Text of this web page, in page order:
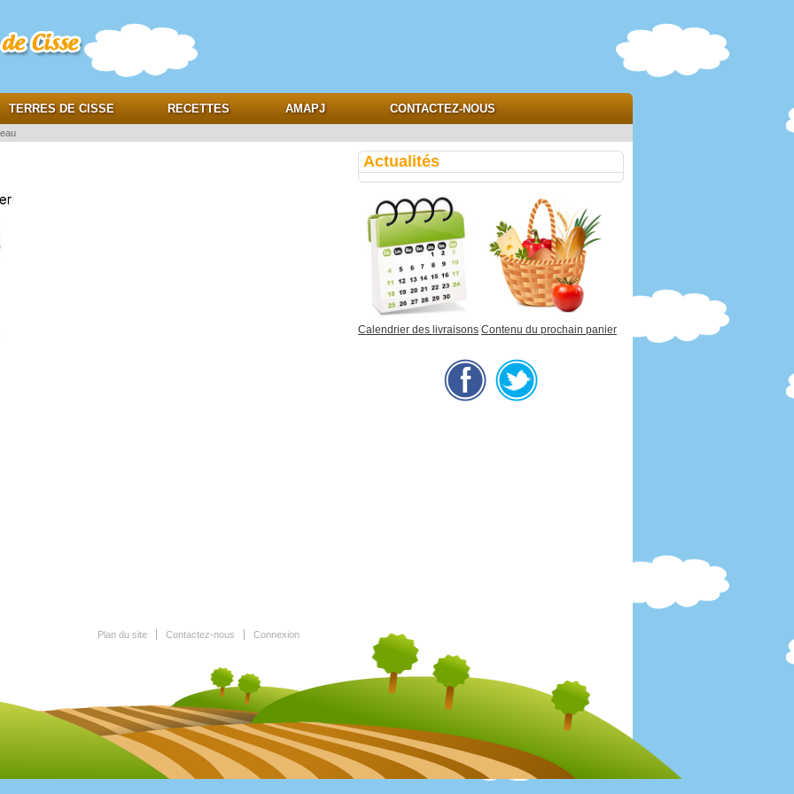
TERRES DE CISSE RECETTES AMAPJ CONTACTEZ-NOUS
Actualités
Calendrier des livraisons Contenu du prochain panier
Plan du site Contactez-nous Connexion